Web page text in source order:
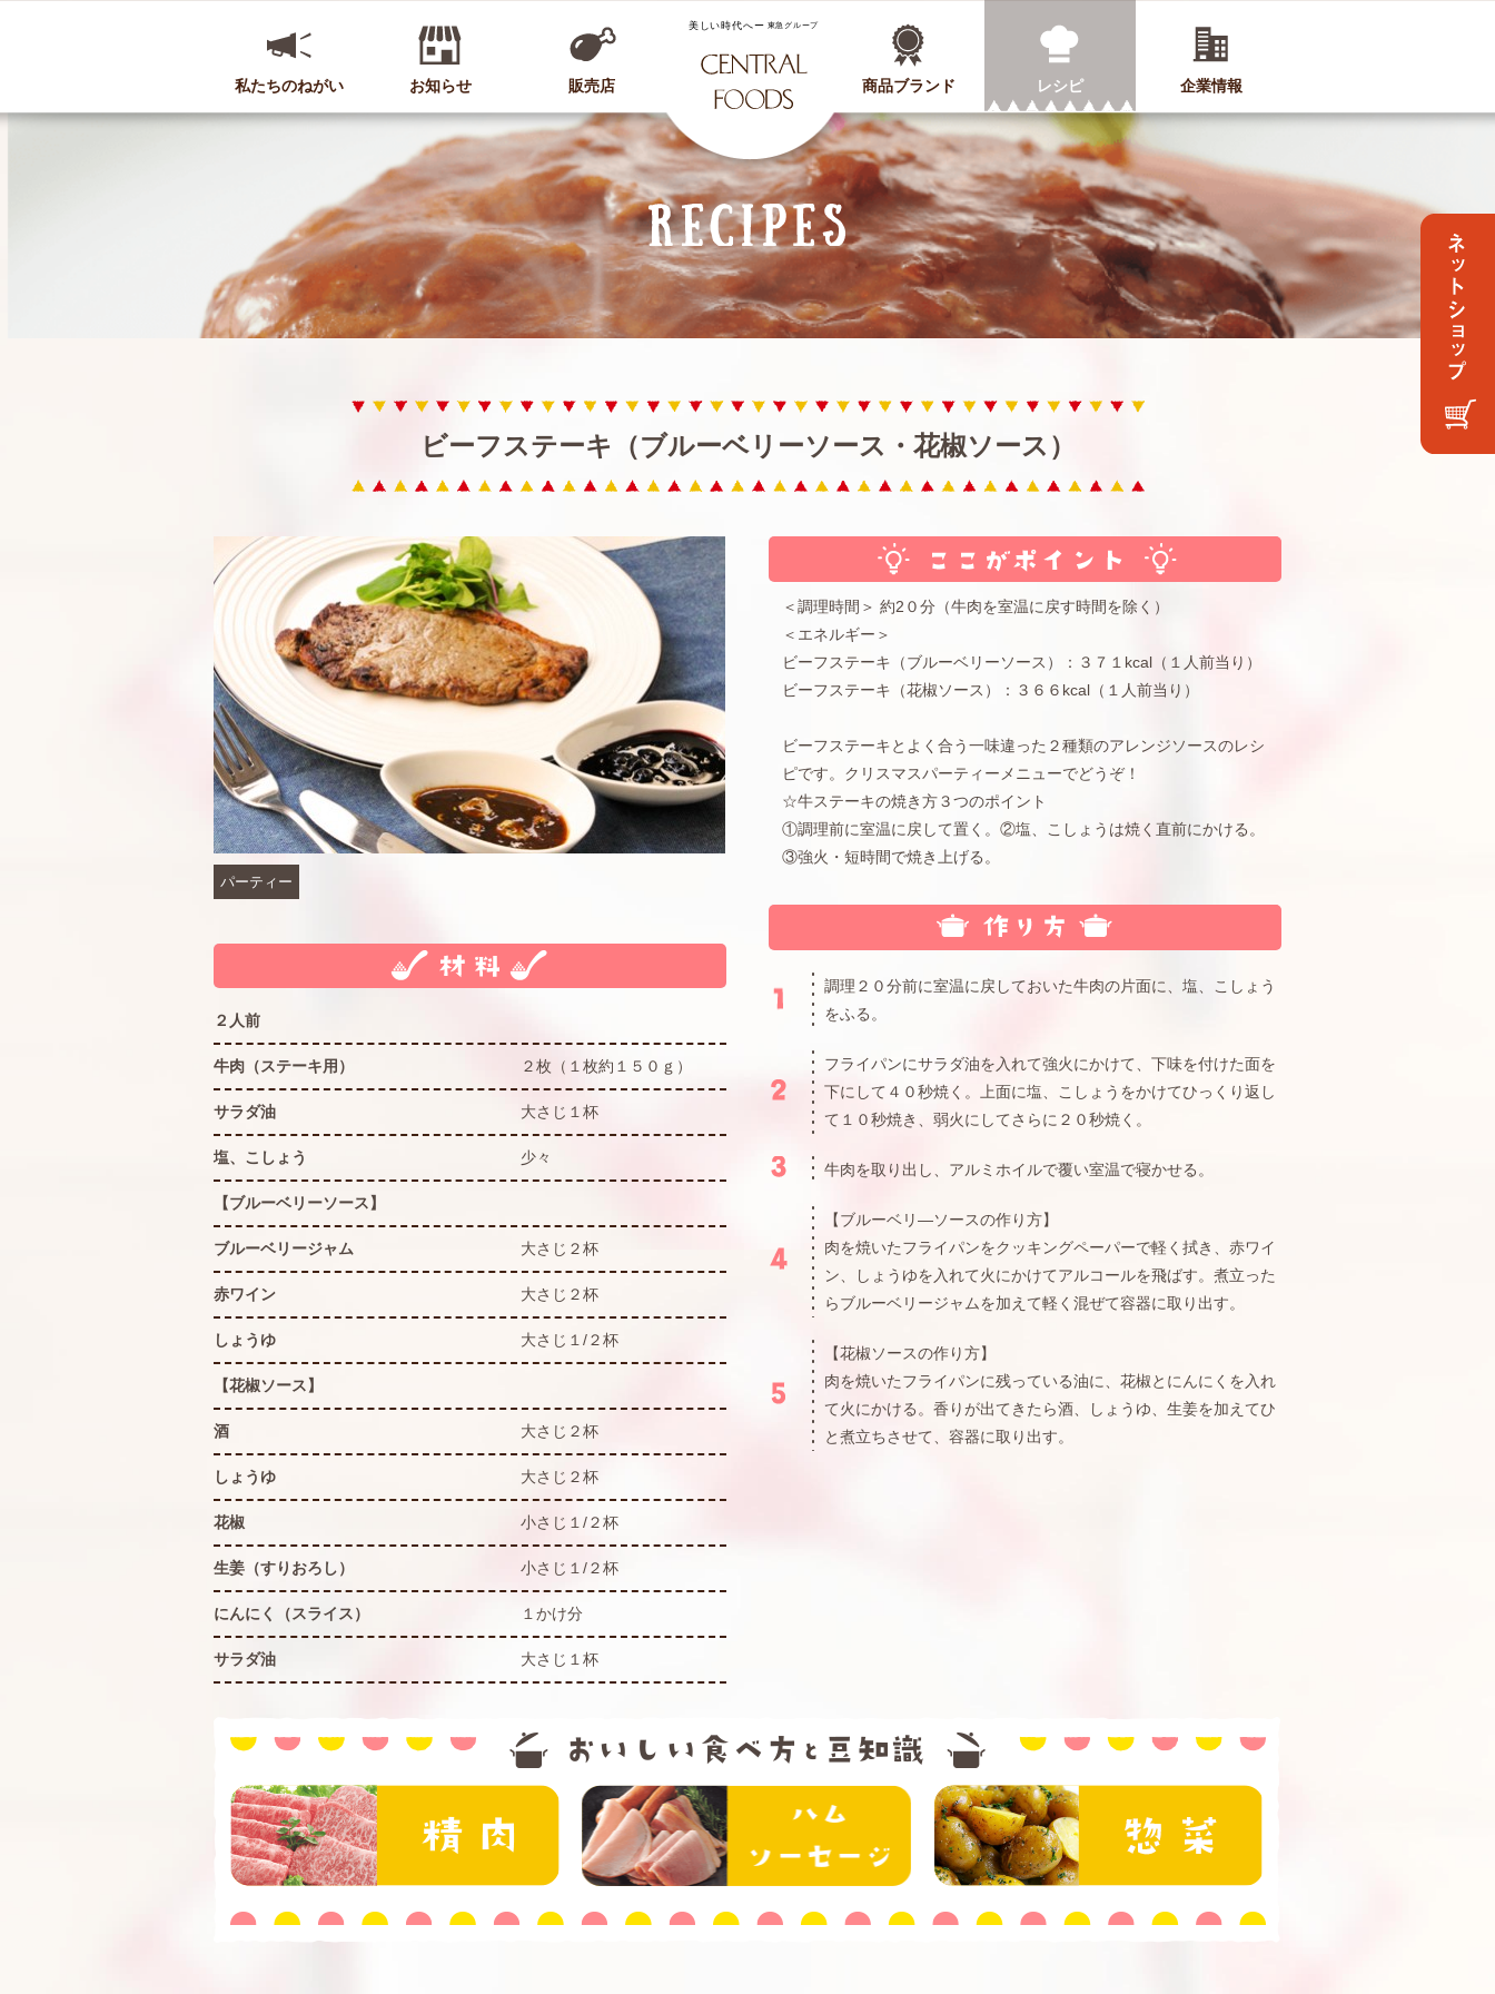
CENTRAL FOODS
私たちのねがい お知らせ 販売店 商品ブランド レシピ 企業情報
ビーフステーキ（ブルーベリーソース・花椒ソース）
パーティー
２人前
牛肉（ステーキ用） ２枚（１枚約１５０ｇ）
サラダ油 大さじ１杯
塩、こしょう 少々
【ブルーベリーソース】
ブルーベリージャム 大さじ２杯
赤ワイン 大さじ２杯
しょうゆ 大さじ１/２杯
【花椒ソース】
酒 大さじ２杯
しょうゆ 大さじ２杯
花椒 小さじ１/２杯
生姜（すりおろし） 小さじ１/２杯
にんにく（スライス） １かけ分
サラダ油 大さじ１杯
＜調理時間＞ 約2０分（牛肉を室温に戻す時間を除く）
＜エネルギー＞
ビーフステーキ（ブルーベリーソース）：３７１kcal（１人前当り）
ビーフステーキ（花椒ソース）：３６６kcal（１人前当り）
ビーフステーキとよく合う一味違った２種類のアレンジソースのレシ
ピです。クリスマスパーティーメニューでどうぞ！
☆牛ステーキの焼き方３つのポイント
①調理前に室温に戻して置く。②塩、こしょうは焼く直前にかける。
③強火・短時間で焼き上げる。
調理２０分前に室温に戻しておいた牛肉の片面に、塩、こしょう
をふる。
フライパンにサラダ油を入れて強火にかけて、下味を付けた面を
下にして４０秒焼く。上面に塩、こしょうをかけてひっくり返し
て１０秒焼き、弱火にしてさらに２０秒焼く。
牛肉を取り出し、アルミホイルで覆い室温で寝かせる。
【ブルーベリ―ソースの作り方】
肉を焼いたフライパンをクッキングペーパーで軽く拭き、赤ワイ
ン、しょうゆを入れて火にかけてアルコールを飛ばす。煮立った
らブルーベリージャムを加えて軽く混ぜて容器に取り出す。
【花椒ソースの作り方】
肉を焼いたフライパンに残っている油に、花椒とにんにくを入れ
て火にかける。香りが出てきたら酒、しょうゆ、生姜を加えてひ
と煮立ちさせて、容器に取り出す。
精肉 ハム・ソーセージ